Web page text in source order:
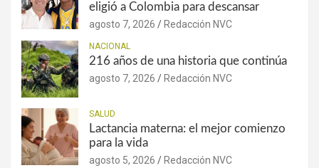
eligió a Colombia para descansar
agosto 7, 2026 Redacción NVC
NACIONAL
216 años de una historia que continúa
agosto 7, 2026 Redacción NVC
SALUD
Lactancia materna: el mejor comienzo
para la vida
agosto 5, 2026 Redacción NVC